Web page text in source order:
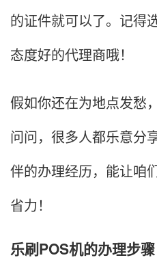
的证件就可以了。记得
态度好的代理商哦！
假如你还在为地点发愁
问问，很多人都乐意分
伴的办理经历，能让咱
省力！
乐刷POS机的办理步骤